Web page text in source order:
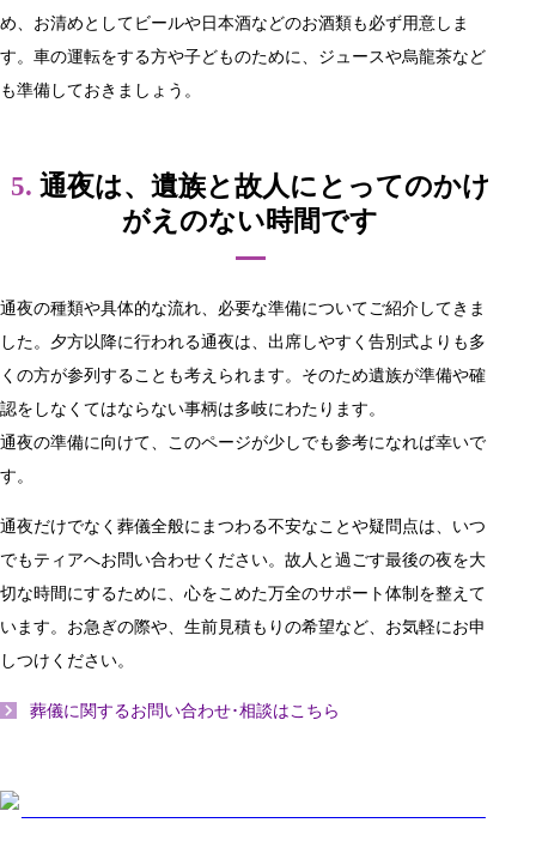
め、お清めとしてビールや日本酒などのお酒類も必ず用意しま
す。車の運転をする方や子どものために、ジュースや烏龍茶など
も準備しておきましょう。
5. 通夜は、遺族と故人にとってのかけ
がえのない時間です
通夜の種類や具体的な流れ、必要な準備についてご紹介してきま
した。夕方以降に行われる通夜は、出席しやすく告別式よりも多
くの方が参列することも考えられます。そのため遺族が準備や確
認をしなくてはならない事柄は多岐にわたります。
通夜の準備に向けて、このページが少しでも参考になれば幸いで
す。
通夜だけでなく葬儀全般にまつわる不安なことや疑問点は、いつ
でもティアへお問い合わせください。故人と過ごす最後の夜を大
切な時間にするために、心をこめた万全のサポート体制を整えて
います。お急ぎの際や、生前見積もりの希望など、お気軽にお申
しつけください。
葬儀に関するお問い合わせ･相談はこちら